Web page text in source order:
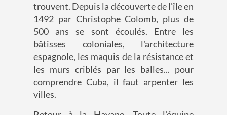
trouvent. Depuis la découverte de l'île en
1492 par Christophe Colomb, plus de
500 ans se sont écoulés. Entre les
bâtisses coloniales, l'architecture
espagnole, les maquis de la résistance et
les murs criblés par les balles... pour
comprendre Cuba, il faut arpenter les
villes.